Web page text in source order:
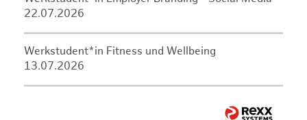
22.07.2026
Werkstudent*in Fitness und Wellbeing
13.07.2026